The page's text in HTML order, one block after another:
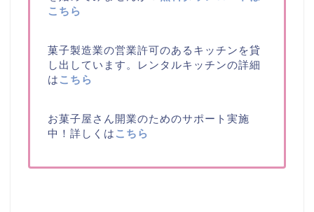
こちら
菓子製造業の営業許可のあるキッチンを貸
し出しています。レンタルキッチンの詳細
は こちら
お菓子屋さん開業のためのサポート実施
中！詳しくは こちら